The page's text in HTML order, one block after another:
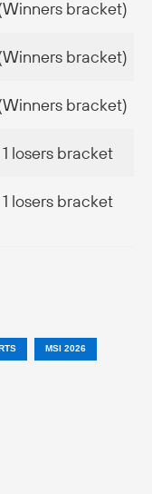
bracket)
bracket)
bracket)
losers bracket
losers bracket
MSI 2026